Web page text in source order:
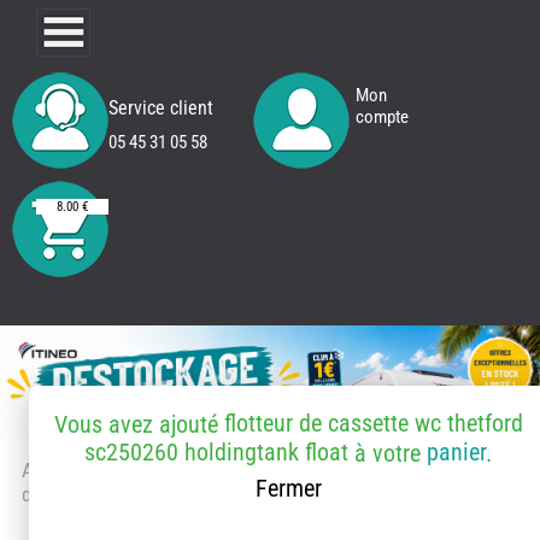
Service client
05 45 31 05 58
Mon
compte
8.00 €
Accueil
> Accessoires et pièces
détachées
Vous avez ajouté flotteur de cassette wc thetford
sc250260 holdingtank float à votre panier.
Fermer